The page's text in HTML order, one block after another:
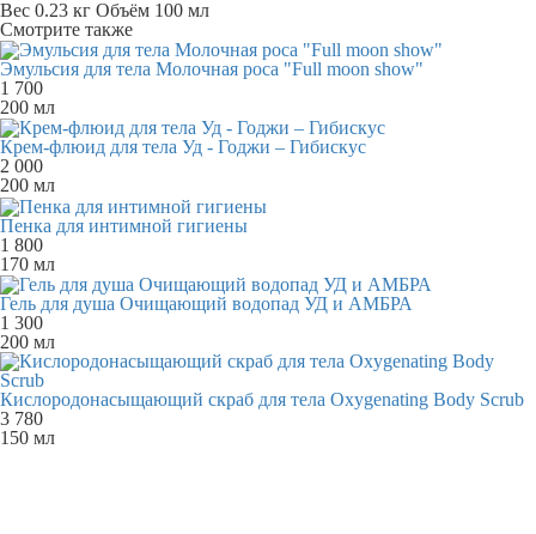
Вес 0.23 кг Объём 100 мл
Смотрите также
Эмульсия для тела Молочная роса "Full moon show"
1 700
200 мл
Крем-флюид для тела Уд - Годжи – Гибискус
2 000
200 мл
Пенка для интимной гигиены
1 800
170 мл
Гель для душа Очищающий водопад УД и АМБРА
1 300
200 мл
Кислородонасыщающий скраб для тела Oxygenating Body Scrub
3 780
150 мл